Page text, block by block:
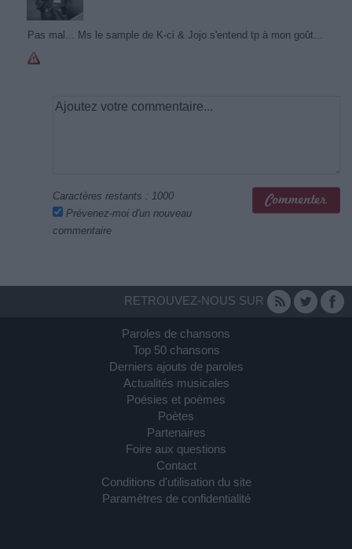
Pas mal... Ms le sample de K-ci & Jojo s'entend tp à mon goût...
Caractères restants : 1000
Prévenez-moi d'un nouveau
commentaire
RETROUVEZ-NOUS SUR
Paroles de chansons
Top 50 chansons
Derniers ajouts de paroles
Actualités musicales
Poésies et poèmes
Poètes
Partenaires
Foire aux questions
Contact
Conditions d'utilisation du site
Paramètres de confidentialité